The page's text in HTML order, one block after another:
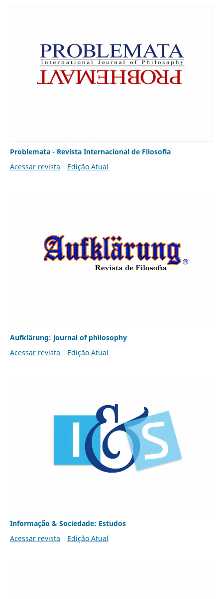
Problemata - Revista Internacional de Filosofia
Acessar revista
Edição Atual
Aufklärung: journal of philosophy
Acessar revista
Edição Atual
Informação & Sociedade: Estudos
Acessar revista
Edição Atual